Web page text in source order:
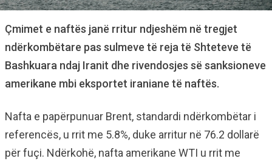
Çmimet e naftës janë rritur ndjeshëm në tregjet
ndërkombëtare pas sulmeve të reja të Shteteve të
Bashkuara ndaj Iranit dhe rivendosjes së sanksioneve
amerikane mbi eksportet iraniane të naftës.
Nafta e papërpunuar Brent, standardi ndërkombëtar i
referencës, u rrit me 5.8%, duke arritur në 76.2 dollarë
për fuçi. Ndërkohë, nafta amerikane WTI u rrit me